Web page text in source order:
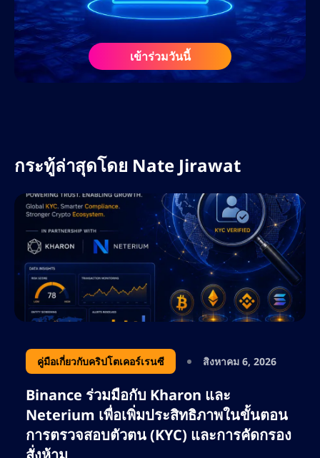
2568 เนทเคยร่วมงานกับเว็บไซต์สื่อคริปโตชั้น
นำ ศูนย์การเรียนรู้ฟอเร็กซ์ และโปรเจกต์ Web3
ในฐานะที่ปรึกษา SEO และนักวางกลยุทธ์ด้าน
เนื้อหา ความรู้ความเข้าใจอย่างลึกซึ้งเกี่ยวกับ
ตลาดคริปโตและฟอเร็กซ์ ประกอบกับความรู้
ที่ AltSignals เนทรับผิดชอบในการขยายการ
เข้าถึงแบรนด์ทั่วโลก เพิ่มประสิทธิภาพกลยุทธ์
คอนเทนต์สำหรับ ActualizeAI และนำแนวทาง
ปฏิบัติที่ดีที่สุดด้าน SEO มาใช้ เพื่อขับเคลื่อนการ
เติบโตอย่างยั่งยืน เขามุ่งเน้นไปที่การใช้
ประโยชน์จากคีย์เวิร์ดที่มีผู้สนใจสูง การ
วางแผนคอนเทนต์เชิงกลยุทธ์ และการวิเคราะห์
คู่แข่ง เพื่อให้มั่นใจว่า AltSignals ยังคงเป็นผู้นำ
ด้วยความหลงใหลในด้านการเงิน เทคโนโลยี
บล็อกเชน และการตลาดที่ขับเคลื่อนด้วยข้อมูล
เนทยังคงขยายขอบเขตในวงการ SEO อย่างต่อ
เนื่อง ช่วยให้แบรนด์ต่างๆ เพิ่มการมองเห็นทาง
ออนไลน์ให้สูงสุด และดึงดูดกลุ่มลูกค้าที่ภักดีทั้ง
เข้าร่วมวันนี้
กระทู้ล่าสุดโดย Nate Jirawat
คู่มือเกี่ยวกับคริปโตเคอร์เรนซี สิงหาคม 6, 2026
Binance ร่วมมือกับ Kharon และ
Neterium เพื่อเพิ่มประสิทธิภาพในขั้นตอน
การตรวจสอบตัวตน (KYC) และการคัดกรอง